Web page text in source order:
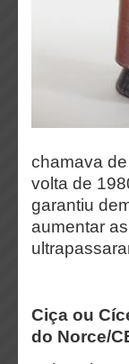
chamava
volta de
garantiu
aumentar
Ciça ou
do Norce/